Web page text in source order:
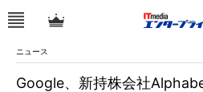
ニュース
Google、新持株会社